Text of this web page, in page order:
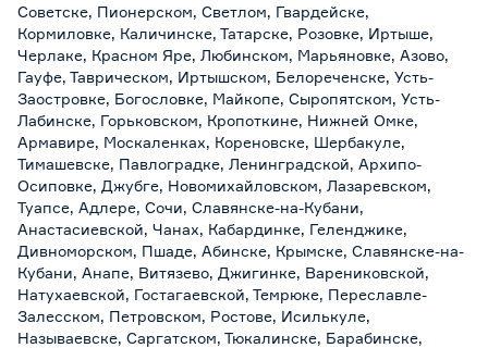
Советске, Пионерском, Светлом, Гвардейске,
Кормиловке, Каличинске, Татарске, Розовке, Иртыше,
Черлаке, Красном Яре, Любинском, Марьяновке, Азово,
Гауфе, Таврическом, Иртышском, Белореченске, Усть-
Заостровке, Богословке, Майкопе, Сыропятском, Усть-
Лабинске, Горьковском, Кропоткине, Нижней Омке,
Армавире, Москаленках, Кореновске, Шербакуле,
Тимашевске, Павлоградке, Ленинградской, Архипо-
Осиповке, Джубге, Новомихайловском, Лазаревском,
Туапсе, Адлере, Сочи, Славянске-на-Кубани,
Анастасиевской, Чанах, Кабардинке, Геленджике,
Дивноморском, Пшаде, Абинске, Крымске, Славянске-на-
Кубани, Анапе, Витязево, Джигинке, Варениковской,
Натухаевской, Гостагаевской, Темрюке, Переславле-
Залесском, Петровском, Ростове, Исилькуле,
Называевске, Саргатском, Тюкалинске, Барабинске,